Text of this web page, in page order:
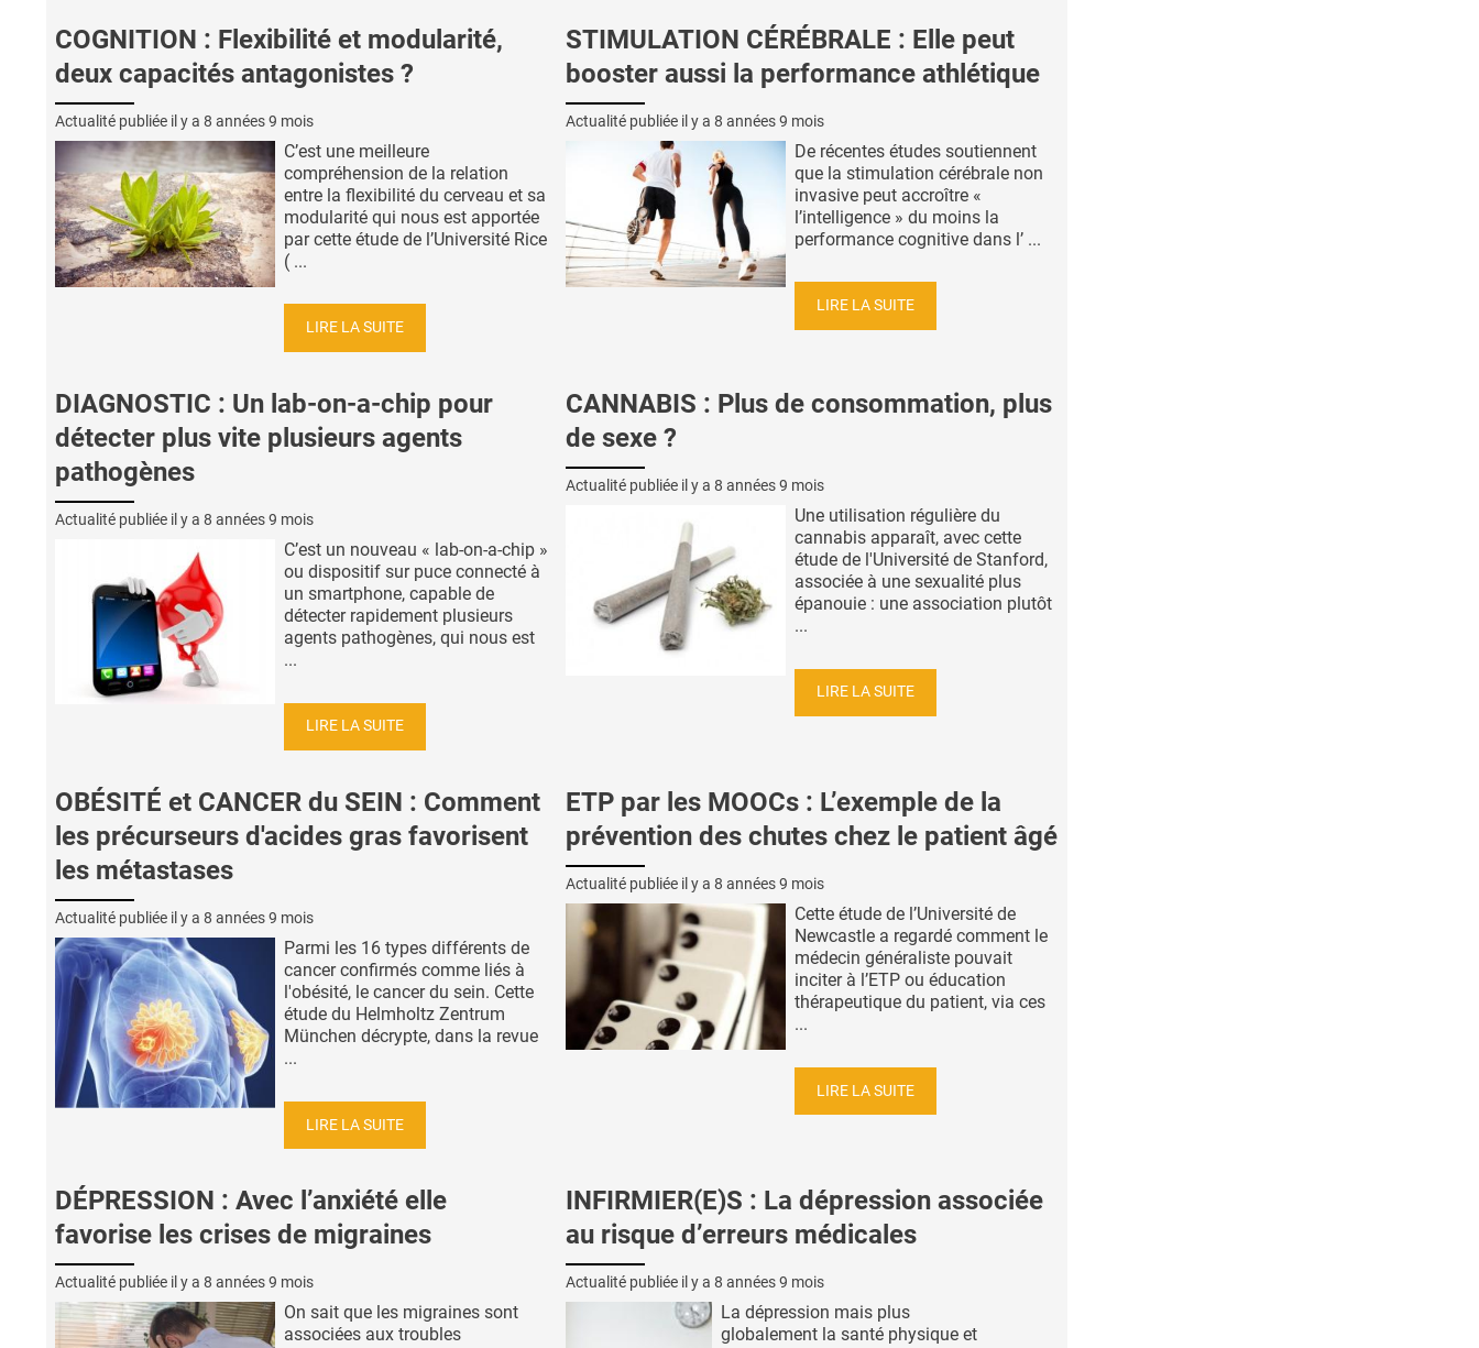
COGNITION : Flexibilité et modularité,
deux capacités antagonistes ?
Actualité publiée il y a 8 années 9 mois
C’est une meilleure
compréhension de la relation
entre la flexibilité du cerveau et sa
modularité qui nous est apportée
par cette étude de l’Université Rice
( ...
LIRE LA SUITE
STIMULATION CÉRÉBRALE : Elle peut
booster aussi la performance athlétique
Actualité publiée il y a 8 années 9 mois
De récentes études soutiennent
que la stimulation cérébrale non
invasive peut accroître «
l’intelligence » du moins la
performance cognitive dans l’ ...
LIRE LA SUITE
DIAGNOSTIC : Un lab-on-a-chip pour
détecter plus vite plusieurs agents
pathogènes
Actualité publiée il y a 8 années 9 mois
C’est un nouveau « lab-on-a-chip »
ou dispositif sur puce connecté à
un smartphone, capable de
détecter rapidement plusieurs
agents pathogènes, qui nous est
...
LIRE LA SUITE
CANNABIS : Plus de consommation, plus
de sexe ?
Actualité publiée il y a 8 années 9 mois
Une utilisation régulière du
cannabis apparaît, avec cette
étude de l'Université de Stanford,
associée à une sexualité plus
épanouie : une association plutôt
...
LIRE LA SUITE
OBÉSITÉ et CANCER du SEIN : Comment
les précurseurs d'acides gras favorisent
les métastases
Actualité publiée il y a 8 années 9 mois
Parmi les 16 types différents de
cancer confirmés comme liés à
l'obésité, le cancer du sein. Cette
étude du Helmholtz Zentrum
München décrypte, dans la revue
...
LIRE LA SUITE
ETP par les MOOCs : L’exemple de la
prévention des chutes chez le patient âgé
Actualité publiée il y a 8 années 9 mois
Cette étude de l’Université de
Newcastle a regardé comment le
médecin généraliste pouvait
inciter à l’ETP ou éducation
thérapeutique du patient, via ces
...
LIRE LA SUITE
DÉPRESSION : Avec l’anxiété elle
favorise les crises de migraines
Actualité publiée il y a 8 années 9 mois
On sait que les migraines sont
associées aux troubles
INFIRMIER(E)S : La dépression associée
au risque d’erreurs médicales
Actualité publiée il y a 8 années 9 mois
La dépression mais plus
globalement la santé physique et